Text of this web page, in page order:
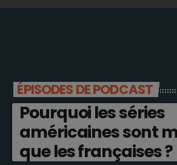
ÉPISODES DE PODCAST
Pourquoi les séries
américaines sont
que les françaises ?